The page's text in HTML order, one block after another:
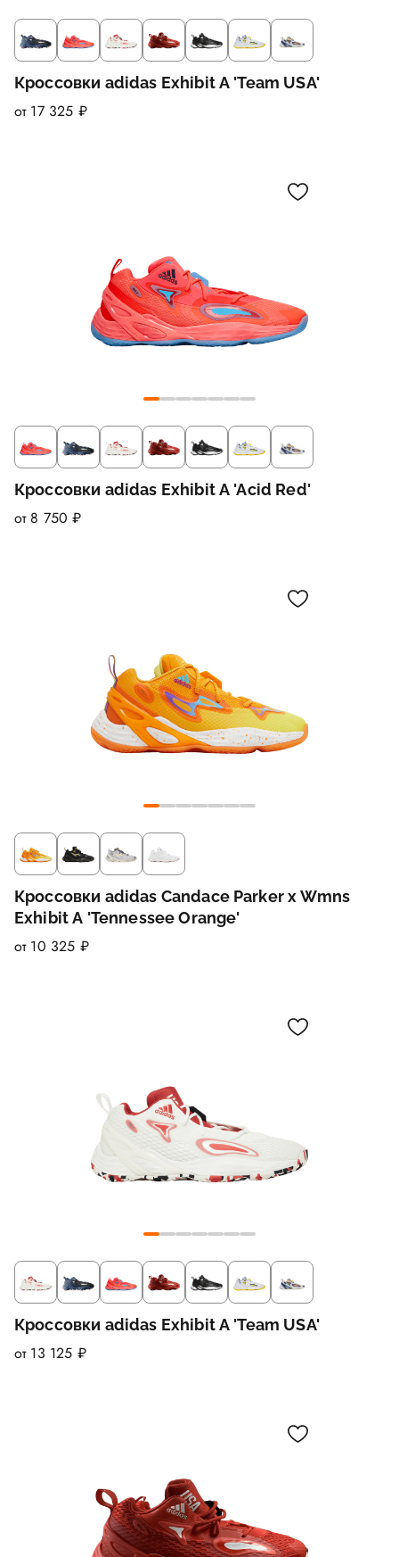
Кроссовки adidas Exhibit A 'Team USA'
от 17 325 ₽
Кроссовки adidas Exhibit A 'Acid Red'
от 8 750 ₽
Кроссовки adidas Candace Parker x Wmns
Exhibit A 'Tennessee Orange'
от 10 325 ₽
Кроссовки adidas Exhibit A 'Team USA'
от 13 125 ₽